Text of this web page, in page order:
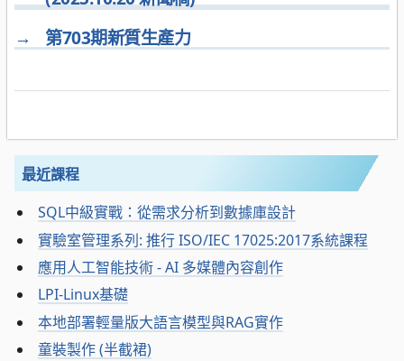
→
第703期新質生產力
最近課程
SQL中級實戰：從需求分析到數據庫設計
實驗室管理系列: 推行 ISO/IEC 17025:2017系統課程
應用人工智能技術 - AI 多媒體內容創作
LPI-Linux基礎
本地部署輕量版大語言模型與RAG實作
童裝製作 (半截裙)